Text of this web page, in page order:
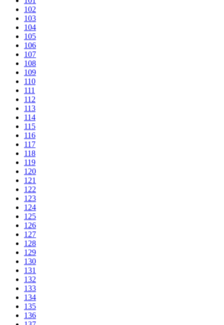
102
103
104
105
106
107
108
109
110
111
112
113
114
115
116
117
118
119
120
121
122
123
124
125
126
127
128
129
130
131
132
133
134
135
136